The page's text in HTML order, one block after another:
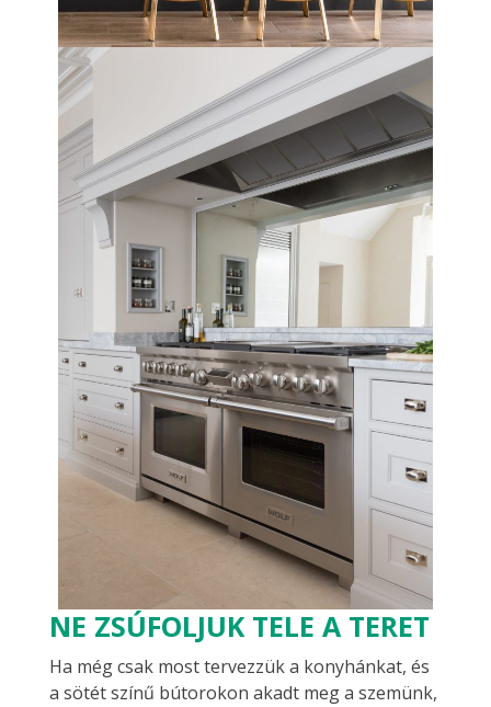
NE ZSÚFOLJUK TELE A TERET
Ha még csak most tervezzük a konyhánkat, és
a sötét színű bútorokon akadt meg a szemünk,